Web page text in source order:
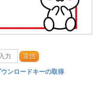
送信
ウンロードキーの取得